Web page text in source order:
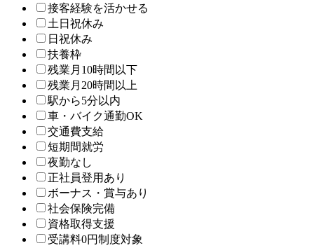
接客経験を活かせる
土日祝休み
日祝休み
扶養枠
残業月10時間以下
残業月20時間以上
駅から5分以内
車・バイク通勤OK
交通費支給
短期間就労
夜勤なし
正社員登用あり
ボーナス・賞与あり
社会保険完備
資格取得支援
受講料0円制度対象